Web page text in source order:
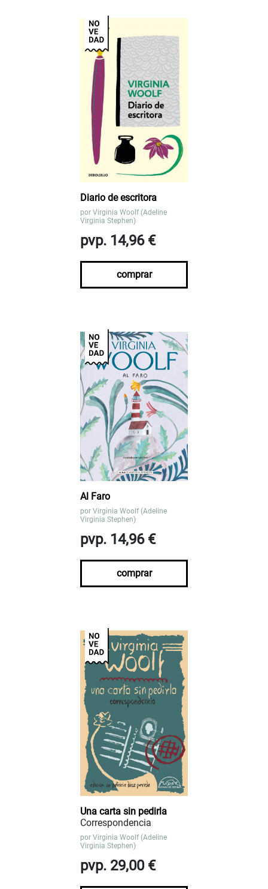
Diario de escritora
por Virginia Woolf (Adeline
Virginia Stephen)
pvp. 14,96 €
comprar
Al Faro
por Virginia Woolf (Adeline
Virginia Stephen)
pvp. 14,96 €
comprar
Una carta sin pedirla
Correspondencia
por Virginia Woolf (Adeline
Virginia Stephen)
pvp. 29,00 €